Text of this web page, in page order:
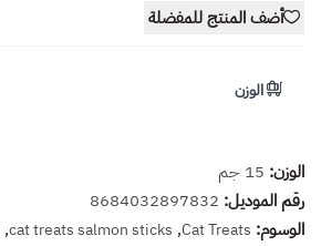
أضف المنتج للمفضلة
الوزن
الوزن: 15 جم
رقم الموديل: 8684032897832
الوسوم: Cat Treats
,
cat treats salmon sticks
,